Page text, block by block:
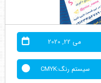
می 22, 2020
سیستم رنگ:CMYK